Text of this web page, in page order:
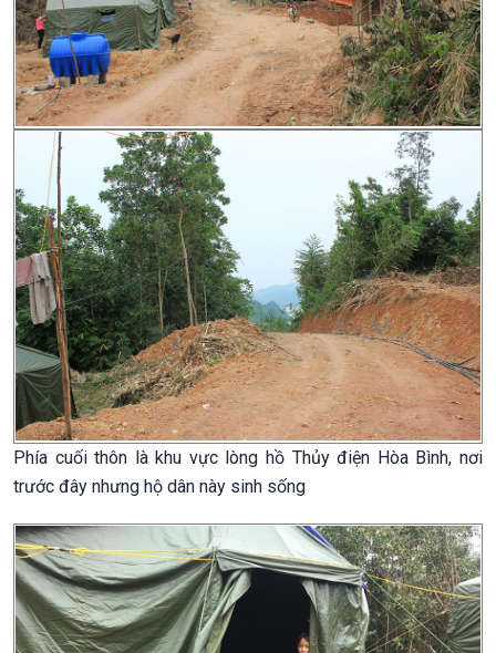
Phía cuối thôn là khu vực lòng hồ Thủy điện Hòa Bình, nơi
trước đây nhưng hộ dân này sinh sống